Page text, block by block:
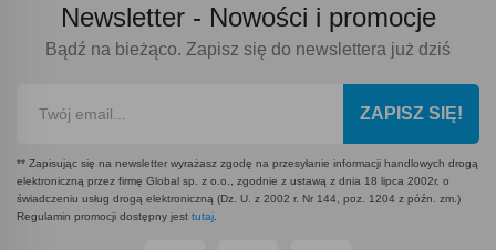
Newsletter - Nowości i promocje
Bądź na bieżąco. Zapisz się do newslettera już dziś
ZAPISZ SIĘ!
** Zapisując się na newsletter wyrażasz zgodę na przesyłanie informacji handlowych drogą
elektroniczną przez firmę Global sp. z o.o., zgodnie z ustawą z dnia 18 lipca 2002r. o
świadczeniu usług drogą elektroniczną (Dz. U. z 2002 r. Nr 144, poz. 1204 z późn. zm.)
Regulamin promocji dostępny jest tutaj